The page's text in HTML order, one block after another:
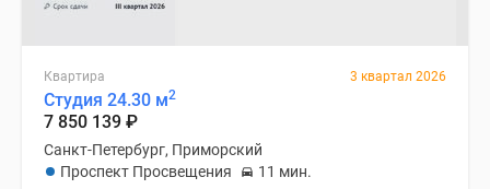
Квартира 3 квартал 2026
Студия 24.30 м2
7 850 139 ₽
Санкт-Петербург, Приморский
Проспект Просвещения
11 мин.